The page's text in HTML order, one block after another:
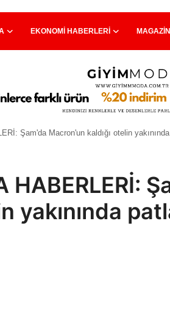
EKONOMI HABERLERI
Şam'da Macron'un kaldığı otelin
HABERLERİ:
yakınında